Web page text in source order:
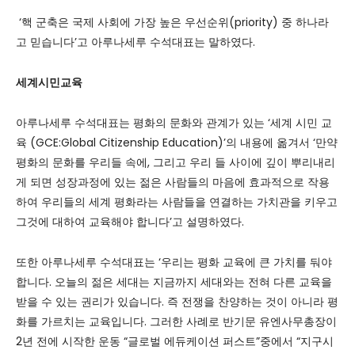
‘핵 군축은 국제 사회에 가장 높은 우선순위(priority) 중 하나라
고 믿습니다’고 아루나세루 수석대표는 말하였다.
세계시민교육
아루나세루 수석대표는 평화의 문화와 관계가 있는 ‘세계 시민 교
육 (GCE:Global Citizenship Education)’의 내용에 옮겨서 ‘만약
평화의 문화를 우리들 속에, 그리고 우리 들 사이에 깊이 뿌리내리
게 되면 성장과정에 있는 젊은 사람들의 마음에 효과적으로 작용
하여 우리들의 세계 평화라는 사람들을 연결하는 가치관을 키우고
그것에 대하여 교육해야 합니다’고 설명하였다.
또한 아루나세루 수석대표는 ‘우리는 평화 교육에 큰 가치를 둬야
합니다. 오늘의 젊은 세대는 지금까지 세대와는 전혀 다른 교육을
받을 수 있는 권리가 있습니다. 즉 전쟁을 찬양하는 것이 아니라 평
화를 가르치는 교육입니다. 그러한 사례로 반기문 유엔사무총장이
2년 전에 시작한 운동 “글로벌 에듀케이션 퍼스트”중에서 “지구시